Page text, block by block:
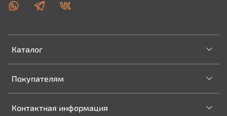
Каталог
Покупателям
Контактная информация